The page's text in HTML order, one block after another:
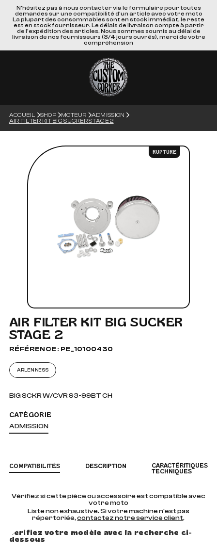
N'hésitez pas à nous contacter via le formulaire pour toutes
demandes sur une compatibilité d'un article avec votre moto
La plupart des consommables sont en stock immédiat, le reste
est en stock fournisseur. Le délais de livraison compte à partir
de l'expédition des articles. Nous sommes soumis au délai de
livraison de nos fournisseurs (3/4 jours ouvrés), merci de votre
compréhension
ACCUEIL SHOP MOTEUR
ADMISSION
AIR FILTER KIT BIG SUCKER STAGE 2
RUPTURE
AIR FILTER KIT BIG SUCKER
STAGE 2
RÉFÉRENCE : PE_10100430
ARLEN NESS
BIG SCKR W/CVR 93-99BT CH
CATÉGORIE
ADMISSION
COMPATIBILITÉS DESCRIPTION
CARACTÉRITIQUES
TECHNIQUES
Vérifiez si cette pièce ou accessoire est compatible avec
votre moto
Liste non exhaustive. Si votre machine n'est pas
répertoriée,contactez notre service client.
Vérifiez votre modèle avec la recherche ci-
dessous